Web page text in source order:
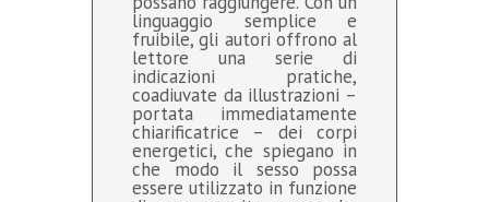
linguaggio semplice e
fruibile, gli autori offrono al
lettore una serie di
indicazioni pratiche,
coadiuvate da illustrazioni –
portata immediatamente
chiarificatrice – dei corpi
energetici, che spiegano in
che modo il sesso possa
essere utilizzato in funzione